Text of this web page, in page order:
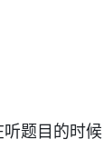
题目的时候